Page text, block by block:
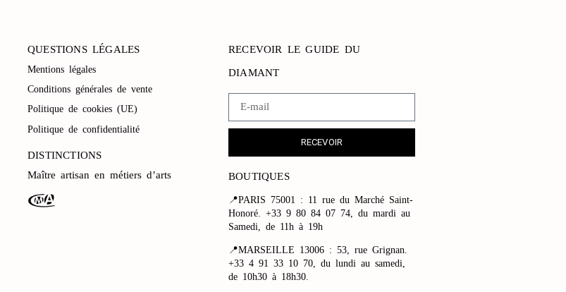
QUESTIONS LÉGALES
Mentions légales
Conditions générales de vente
Politique de cookies (UE)
Politique de confidentialité
DISTINCTIONS
Maître artisan en métiers d’arts
RECEVOIR LE GUIDE DU
DIAMANT
RECEVOIR
BOUTIQUES
📍PARIS 75001 : 11 rue du Marché Saint-
Honoré. +33 9 80 84 07 74, du mardi au
Samedi, de 11h à 19h
📍MARSEILLE 13006 : 53, rue Grignan.
+33 4 91 33 10 70, du lundi au samedi,
de 10h30 à 18h30.